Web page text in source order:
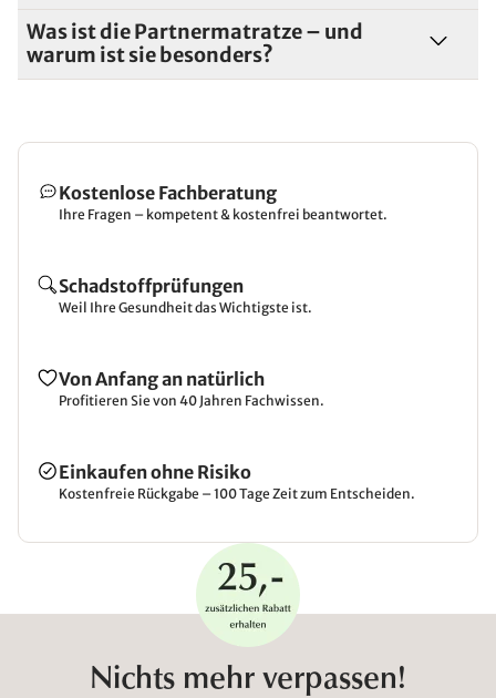
Was ist die Partnermatratze – und
warum ist sie besonders?
Kostenlose Fachberatung
Ihre Fragen – kompetent & kostenfrei beantwortet.
Schadstoffprüfungen
Weil Ihre Gesundheit das Wichtigste ist.
Von Anfang an natürlich
Profitieren Sie von 40 Jahren Fachwissen.
Einkaufen ohne Risiko
Kostenfreie Rückgabe – 100 Tage Zeit zum Entscheiden.
Nichts mehr verpassen!